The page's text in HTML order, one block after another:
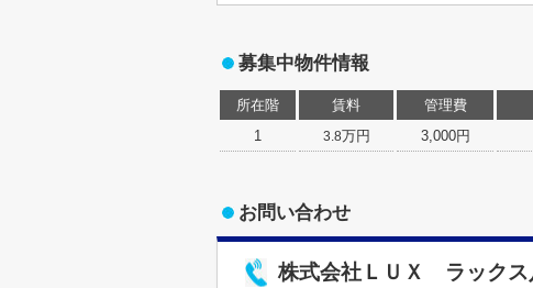
募集中物件情報
所在階 賃料 管理費
1
3.8万円 3,000円
お問い合わせ
株式会社ＬＵＸ ラックス